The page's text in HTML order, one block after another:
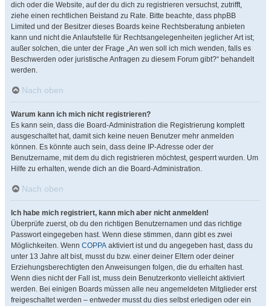
dich oder die Website, auf der du dich zu registrieren versuchst, zutrifft,
ziehe einen rechtlichen Beistand zu Rate. Bitte beachte, dass phpBB
Limited und der Besitzer dieses Boards keine Rechtsberatung anbieten
kann und nicht die Anlaufstelle für Rechtsangelegenheiten jeglicher Art ist;
außer solchen, die unter der Frage „An wen soll ich mich wenden, falls es
Beschwerden oder juristische Anfragen zu diesem Forum gibt?“ behandelt
werden.
Nach oben
Warum kann ich mich nicht registrieren?
Es kann sein, dass die Board-Administration die Registrierung komplett
ausgeschaltet hat, damit sich keine neuen Benutzer mehr anmelden
können. Es könnte auch sein, dass deine IP-Adresse oder der
Benutzername, mit dem du dich registrieren möchtest, gesperrt wurden. Um
Hilfe zu erhalten, wende dich an die Board-Administration.
Nach oben
Ich habe mich registriert, kann mich aber nicht anmelden!
Überprüfe zuerst, ob du den richtigen Benutzernamen und das richtige
Passwort eingegeben hast. Wenn diese stimmen, dann gibt es zwei
Möglichkeiten. Wenn COPPA aktiviert ist und du angegeben hast, dass du
unter 13 Jahre alt bist, musst du bzw. einer deiner Eltern oder deiner
Erziehungsberechtigten den Anweisungen folgen, die du erhalten hast.
Wenn dies nicht der Fall ist, muss dein Benutzerkonto vielleicht aktiviert
werden. Bei einigen Boards müssen alle neu angemeldeten Mitglieder erst
freigeschaltet werden – entweder musst du dies selbst erledigen oder ein